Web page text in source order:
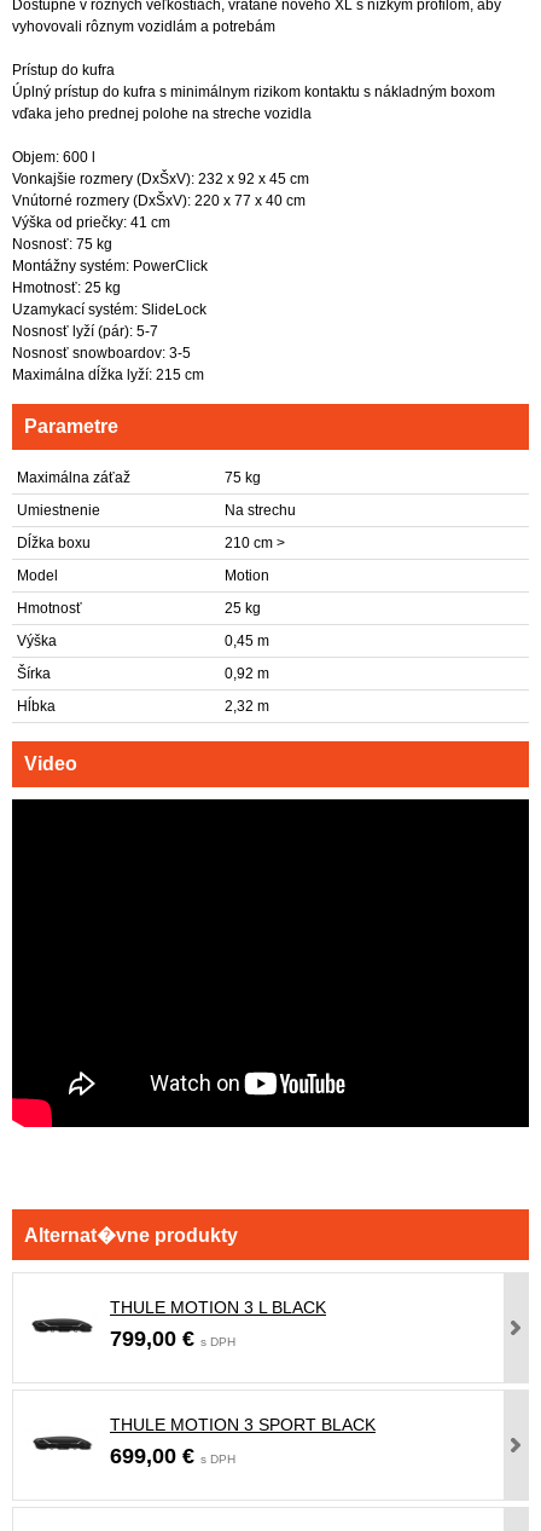
Dostupné v rôznych veľkostiach, vrátane nového XL s nízkym profilom, aby
vyhovovali rôznym vozidlám a potrebám
Prístup do kufra
Úplný prístup do kufra s minimálnym rizikom kontaktu s nákladným boxom
vďaka jeho prednej polohe na streche vozidla
Objem: 600 l
Vonkajšie rozmery (DxŠxV): 232 x 92 x 45 cm
Vnútorné rozmery (DxŠxV): 220 x 77 x 40 cm
Výška od priečky: 41 cm
Nosnosť: 75 kg
Montážny systém: PowerClick
Hmotnosť: 25 kg
Uzamykací systém: SlideLock
Nosnosť lyží (pár): 5-7
Nosnosť snowboardov: 3-5
Maximálna dĺžka lyží: 215 cm
Parametre
Maximálna záťaž
75 kg
Umiestnenie
Na strechu
Dĺžka boxu
210 cm >
Model
Motion
Hmotnosť
25 kg
Výška
0,45 m
Šírka
0,92 m
Hĺbka
2,32 m
Video
THULE MOTION 3 L BLACK
799,00 € s DPH
THULE MOTION 3 SPORT BLACK
699,00 € s DPH